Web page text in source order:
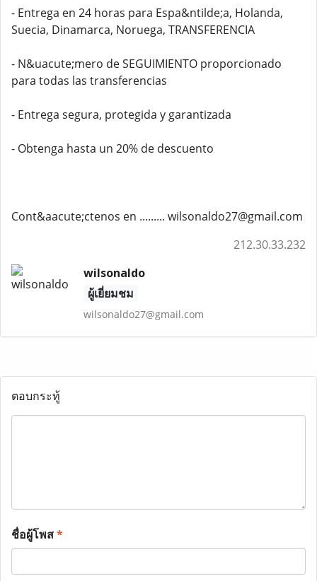
- Entrega en 24 horas para Espa&ntilde;a, Holanda,
Suecia, Dinamarca, Noruega, TRANSFERENCIA
- N&uacute;mero de SEGUIMIENTO proporcionado
para todas las transferencias
- Entrega segura, protegida y garantizada
- Obtenga hasta un 20% de descuento
Cont&aacute;ctenos en ......... wilsonaldo27@gmail.com
212.30.33.232
wilsonaldo
ผู้เยี่ยมชม
wilsonaldo27@gmail.com
ตอบกระทู้
ชื่อผู้โพส*